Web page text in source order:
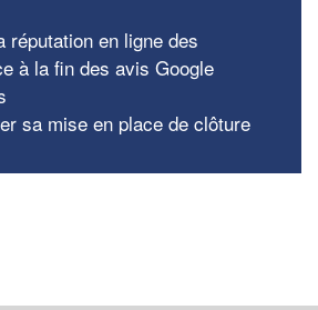
réputation en ligne des
à la fin des avis Google
sa mise en place de clôture